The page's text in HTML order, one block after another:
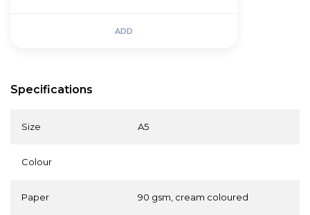
Specifications
Size A5
Colour
Paper 90 gsm, cream coloured
ADD